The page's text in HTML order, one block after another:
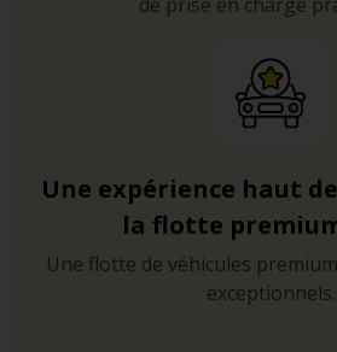
Une expérience haut
la flotte
Une flotte de véhicules
exceptionnels.